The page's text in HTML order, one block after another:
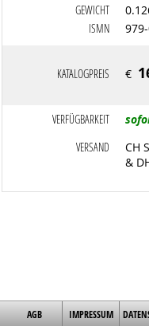
GEWICHT
ISMN
KATALOGPREIS €
VERFÜGBARKEIT
VERSAND
CH
&
AGB IMPRESSUM